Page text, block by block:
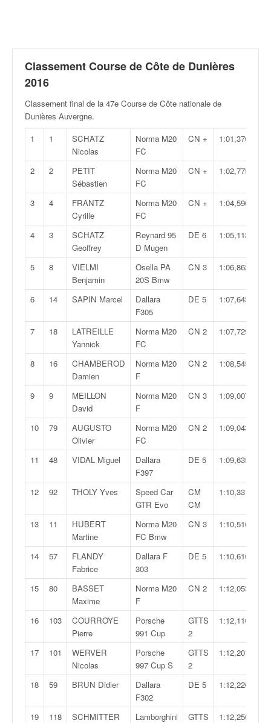
Classement Course de Côte de Dunières
2016
Classement final de la 47e Course de Côte nationale de
Dunières Auvergne.
1
1
SCHATZ
Nicolas
Norma M20
FC
CN + 1:01,370
2 2
PETIT
Sébastien
Norma M20
FC
CN + 1:02,775
3 4
FRANTZ
Cyrille
Norma M20
FC
CN + 1:04,596
4 3
SCHATZ
Geoffrey
Reynard 95
D Mugen
DE 6 1:05,113
5 8
VIELMI
Benjamin
Osella PA
20S Bmw
CN 3 1:06,862
6 14 SAPIN Marcel
Dallara
F305
DE 5 1:07,643
7 18
LATREILLE
Yannick
Norma M20
FC
CN 2 1:07,729
8 16
CHAMBEROD
Damien
Norma M20
F
CN 2 1:08,545
9 9
MEILLON
David
Norma M20
F
CN 3 1:09,007
10 79
AUGUSTO
Olivier
Norma M20
FC
CN 2 1:09,043
11 48 VIDAL Miguel
Dallara
F397
DE 5 1:09,635
12 92 THOLY Yves
Speed Car
GTR Evo
CM
CM
1:10,331
13 11
HUBERT
Martine
Norma M20
FC Bmw
CN 3 1:10,510
14 57
FLANDY
Fabrice
Dallara F
303
DE 5 1:10,610
15 80
BASSET
Maxime
Norma M20
F
CN 2 1:12,053
16 103
COURROYE
Pierre
Porsche
991 Cup
GTTS
2
1:12,116
17 101
WERVER
Nicolas
Porsche
997 Cup S
GTTS
2
1:12,201
18 59 BRUN Didier
Dallara
F302
DE 5 1:12,226
19 118
SCHMITTER
Lamborghini
GTTS
1:12,250